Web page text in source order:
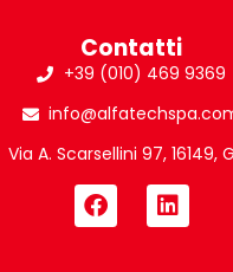
Contatti
+39 (010) 469 9369
Via A. Scarsellini 97, 16149,